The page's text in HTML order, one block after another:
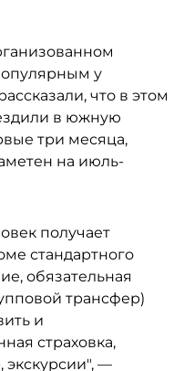
у
что в этом
в южную
три месяца,
на июль-
получает
стандартного
обязательная
трансфер)
и
страховка,
экскурсии", —